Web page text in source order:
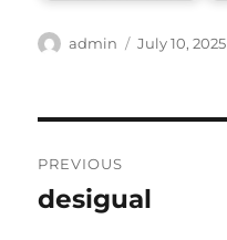
Author
admin
Posted
July 10, 2025
navigation
PREVIOUS
Previous
desigual